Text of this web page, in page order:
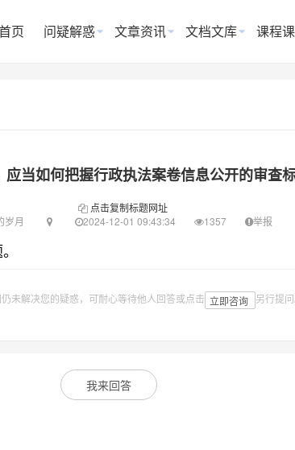
页 问疑解惑 文章资讯 文档文库 课程
应当如何把握行政执法案卷信息公开的审查标
点击复制标题网址
岁月
2024-12-01 09:43:34 1357 举报
未解决您的疑惑，可耐心等待他人回答或点击 立即咨询 另行提问
我来回答